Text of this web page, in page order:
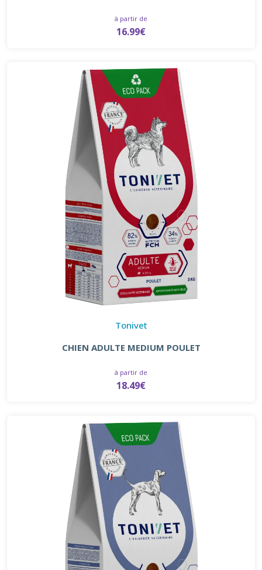
à partir de
16.99€
Tonivet
CHIEN ADULTE MEDIUM POULET
à partir de
18.49€